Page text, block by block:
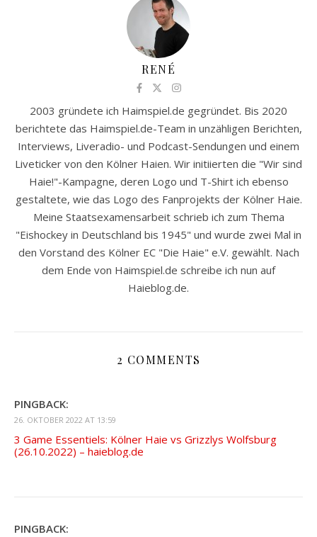
RENÉ
2003 gründete ich Haimspiel.de gegründet. Bis 2020
berichtete das Haimspiel.de-Team in unzähligen Berichten,
Interviews, Liveradio- und Podcast-Sendungen und einem
Liveticker von den Kölner Haien. Wir initiierten die "Wir sind
Haie!"-Kampagne, deren Logo und T-Shirt ich ebenso
gestaltete, wie das Logo des Fanprojekts der Kölner Haie.
Meine Staatsexamensarbeit schrieb ich zum Thema
"Eishockey in Deutschland bis 1945" und wurde zwei Mal in
den Vorstand des Kölner EC "Die Haie" e.V. gewählt. Nach
dem Ende von Haimspiel.de schreibe ich nun auf
Haieblog.de.
2 COMMENTS
PINGBACK:
26. OKTOBER 2022 AT 13:59
3 Game Essentiels: Kölner Haie vs Grizzlys Wolfsburg
(26.10.2022) – haieblog.de
PINGBACK: